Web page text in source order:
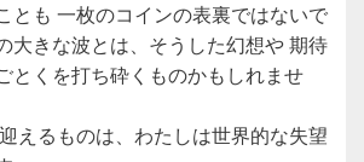
とも 一枚のコインの表裏ではないで
大きな波とは、そうした幻想や 期待
とくを打ち砕くものかもしれませ
えるものは、わたしは世界的な失望